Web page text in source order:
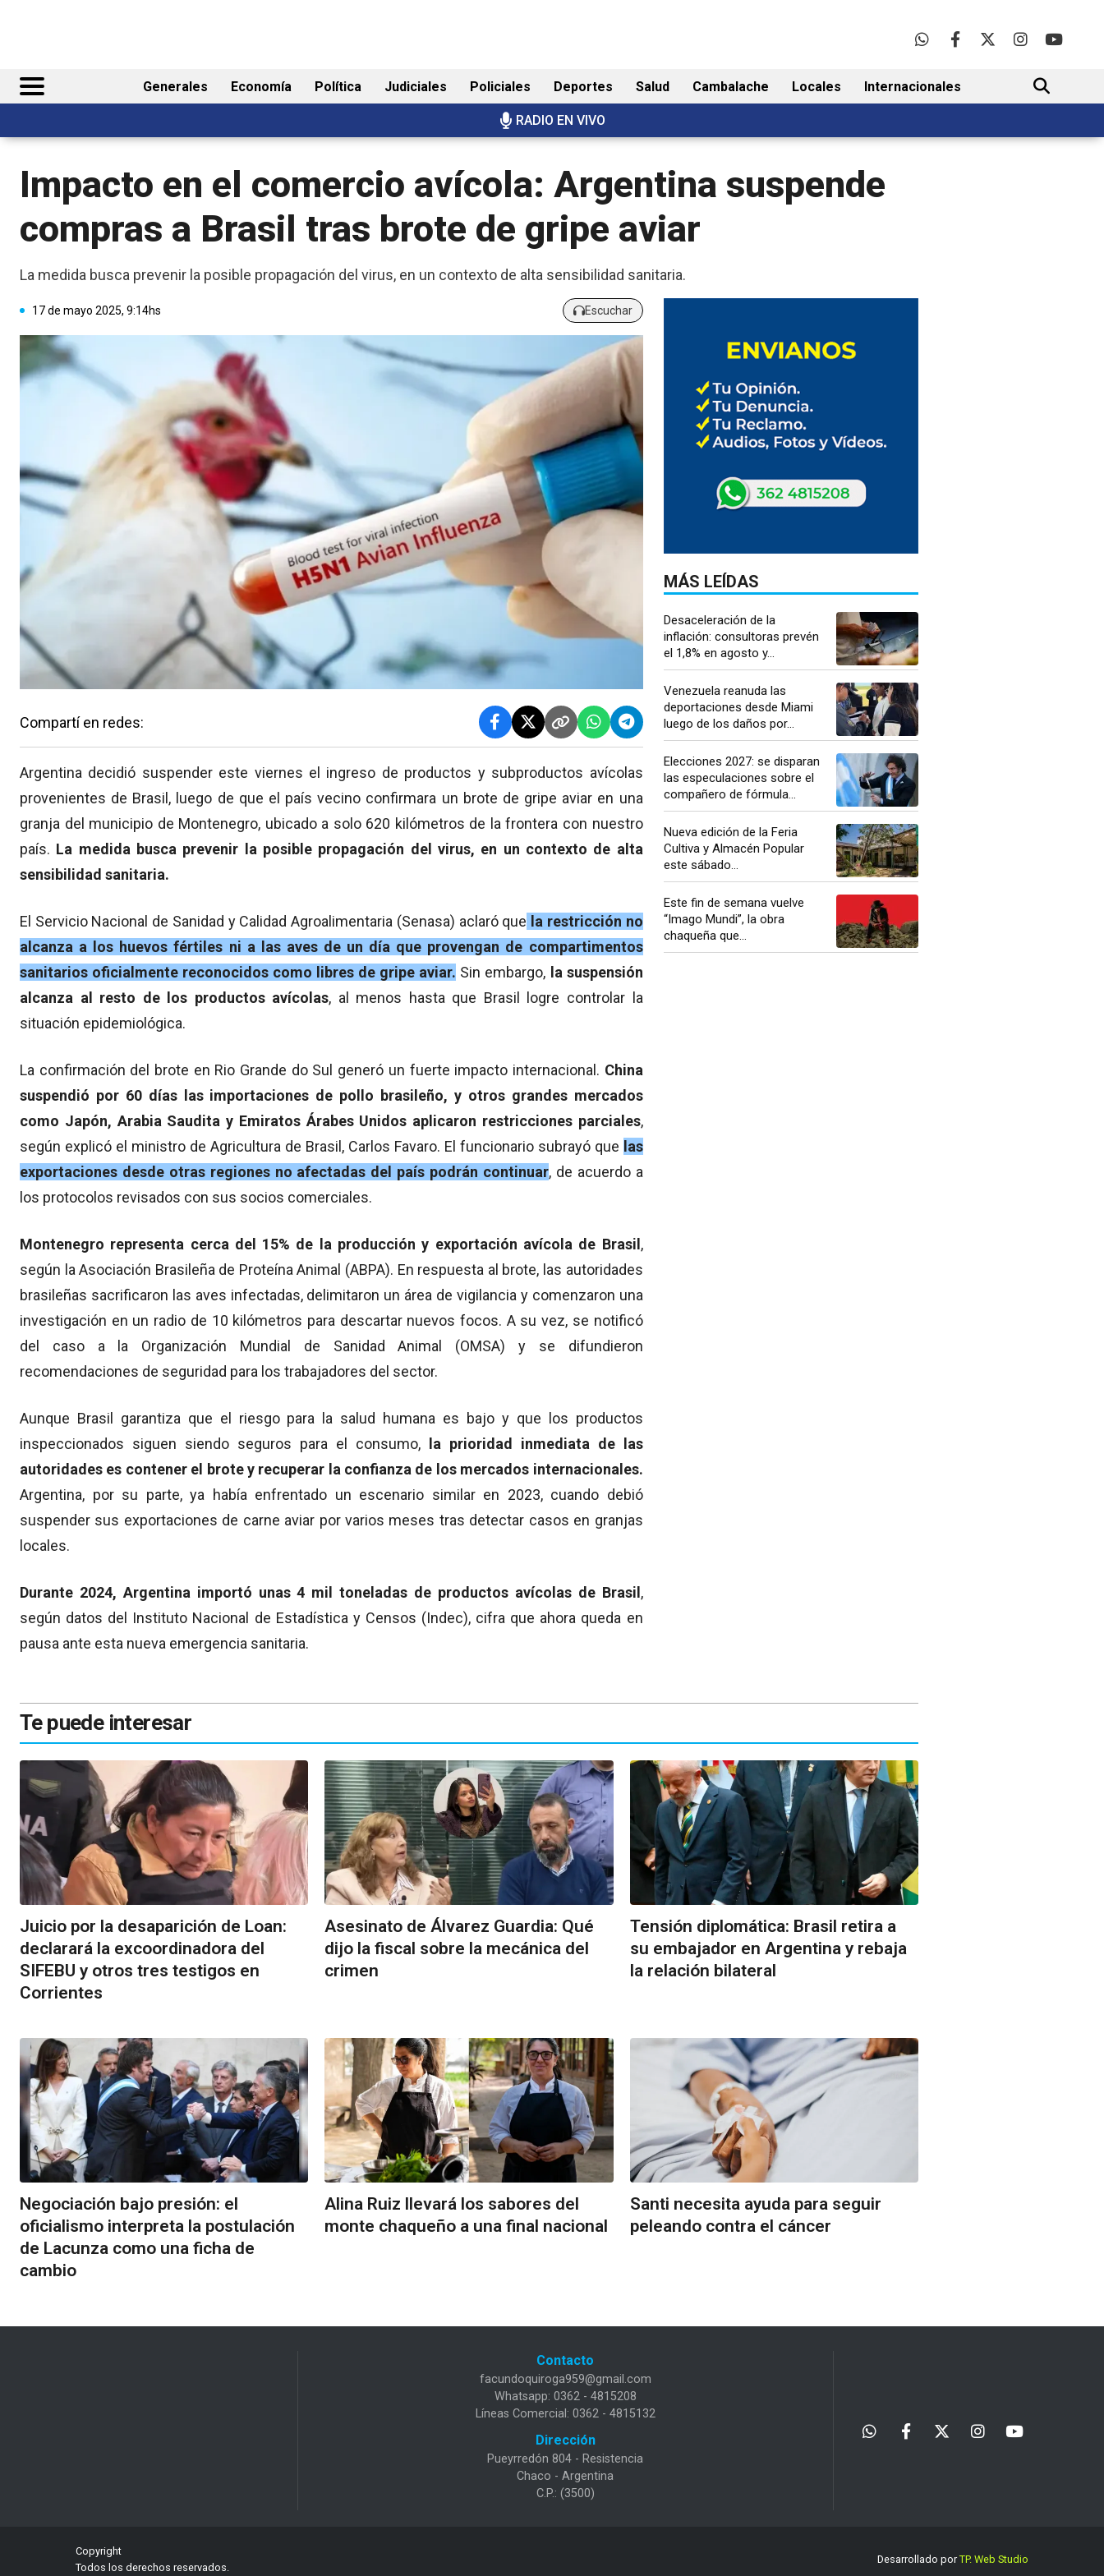
Generales Economía Política Judiciales Policiales Deportes Salud Cambalache Locales Internacionales
RADIO EN VIVO
BUSCAR
Impacto en el comercio avícola: Argentina suspende
compras a Brasil tras brote de gripe aviar
La medida busca prevenir la posible propagación del virus, en un contexto de alta sensibilidad sanitaria.
17 de mayo 2025, 9:14hs Escuchar
Compartí en redes:
Argentina decidió suspender este viernes el ingreso de productos y subproductos avícolas
provenientes de Brasil, luego de que el país vecino confirmara un brote de gripe aviar en una
granja del municipio de Montenegro, ubicado a solo 620 kilómetros de la frontera con nuestro
país. La medida busca prevenir la posible propagación del virus, en un contexto de alta
sensibilidad sanitaria.
El Servicio Nacional de Sanidad y Calidad Agroalimentaria (Senasa) aclaró que la restricción no
alcanza a los huevos fértiles ni a las aves de un día que provengan de compartimentos
sanitarios oficialmente reconocidos como libres de gripe aviar. Sin embargo, la suspensión
alcanza al resto de los productos avícolas, al menos hasta que Brasil logre controlar la
situación epidemiológica.
La confirmación del brote en Rio Grande do Sul generó un fuerte impacto internacional. China
suspendió por 60 días las importaciones de pollo brasileño, y otros grandes mercados
como Japón, Arabia Saudita y Emiratos Árabes Unidos aplicaron restricciones parciales,
según explicó el ministro de Agricultura de Brasil, Carlos Favaro. El funcionario subrayó que las
exportaciones desde otras regiones no afectadas del país podrán continuar, de acuerdo a
los protocolos revisados con sus socios comerciales.
Montenegro representa cerca del 15% de la producción y exportación avícola de Brasil ,
según la Asociación Brasileña de Proteína Animal (ABPA). En respuesta al brote, las autoridades
brasileñas sacrificaron las aves infectadas, delimitaron un área de vigilancia y comenzaron una
investigación en un radio de 10 kilómetros para descartar nuevos focos. A su vez, se notificó
del caso a la Organización Mundial de Sanidad Animal (OMSA) y se difundieron
recomendaciones de seguridad para los trabajadores del sector.
Aunque Brasil garantiza que el riesgo para la salud humana es bajo y que los productos
inspeccionados siguen siendo seguros para el consumo,
la prioridad inmediata de las
autoridades es contener el brote y recuperar la confianza de los mercados internacionales.
Argentina, por su parte, ya había enfrentado un escenario similar en 2023, cuando debió
suspender sus exportaciones de carne aviar por varios meses tras detectar casos en granjas
locales.
Durante 2024, Argentina importó unas 4 mil toneladas de productos avícolas de Brasil ,
según datos del Instituto Nacional de Estadística y Censos (Indec), cifra que ahora queda en
pausa ante esta nueva emergencia sanitaria.
MÁS LEÍDAS
Desaceleración de la
inflación: consultoras prevén
el 1,8% en agosto y...
Venezuela reanuda las
deportaciones desde Miami
luego de los daños por...
Elecciones 2027: se disparan
las especulaciones sobre el
compañero de fórmula...
Nueva edición de la Feria
Cultiva y Almacén Popular
este sábado...
Este fin de semana vuelve
“Imago Mundi”, la obra
chaqueña que...
Te puede interesar
Juicio por la desaparición de Loan:
declarará la excoordinadora del
SIFEBU y otros tres testigos en
Corrientes
Asesinato de Álvarez Guardia: Qué
dijo la fiscal sobre la mecánica del
crimen
Tensión diplomática: Brasil retira a
su embajador en Argentina y rebaja
la relación bilateral
Negociación bajo presión: el
oficialismo interpreta la postulación
de Lacunza como una ficha de
cambio
Alina Ruiz llevará los sabores del
monte chaqueño a una final nacional
Santi necesita ayuda para seguir
peleando contra el cáncer
Contacto
facundoquiroga959@gmail.com
Whatsapp: 0362 - 4815208
Líneas Comercial: 0362 - 4815132
Dirección
Pueyrredón 804 - Resistencia
Chaco - Argentina
C.P.: (3500)
Copyright
Todos los derechos reservados.
Desarrollado porTP. Web Studio